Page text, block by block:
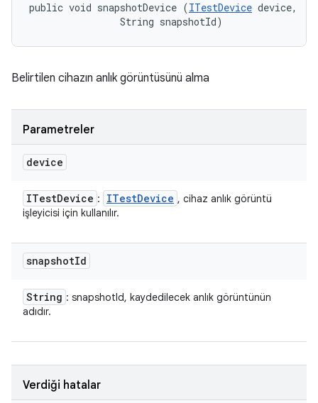
public void snapshotDevice (ITestDevice device,
                String snapshotId)
Belirtilen cihazın anlık görüntüsünü alma
Parametreler
device
ITestDevice : ITestDevice , cihaz anlık görüntü
işleyicisi için kullanılır.
snapshotId
String : snapshotId, kaydedilecek anlık görüntünün
adıdır.
Verdiği hatalar